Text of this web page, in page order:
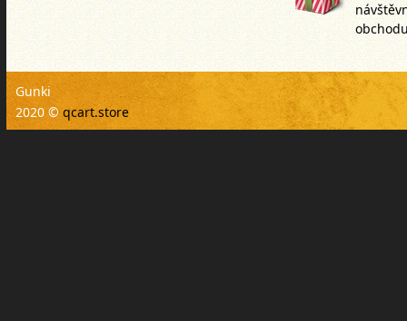
Gunki
2020 © qcart.store